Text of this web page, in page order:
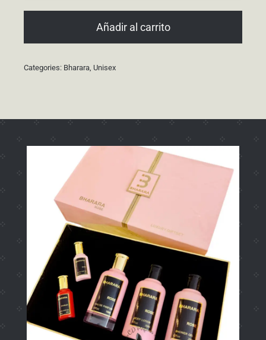
set
Añadir al carrito
Categories: Bharara Unisex